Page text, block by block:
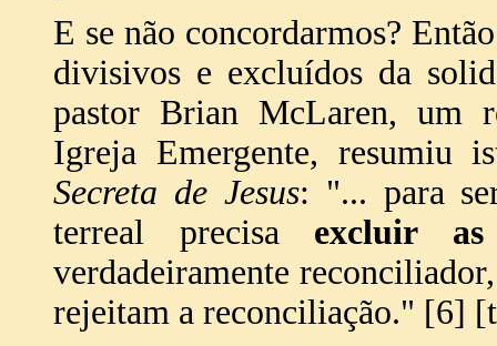
E se não concordarmos?
divisivos e excluídos da
pastor Brian McLaren, um
Igreja Emergente,
Secreta de Jesus: "... para
terreal precisa excluir as
verdadeiramente
rejeitam a reconciliação." [6]